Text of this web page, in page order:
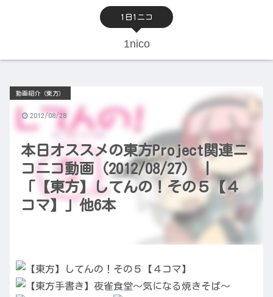
1日1ニコ
1nico
本日オススメの東方Project関連ニ
コニコ動画（2012/08/27） |
「【東方】してんの！その５【４
コマ】」他6本
動画紹介（東方）
2012/08/28